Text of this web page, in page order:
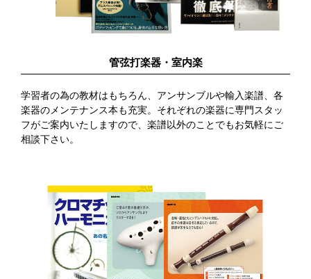
管弦打楽器・室内楽
学習者の為の教材はもちろん、アンサンブルや輸入楽譜、各
楽器のメンテナンス本も充実。それぞれの楽器に専門スタッ
フがご案内いたしますので、楽譜以外のことでもお気軽にご
相談下さい。
鍵盤楽器 管楽器
ギター・エフェクタ
ー
弦楽器